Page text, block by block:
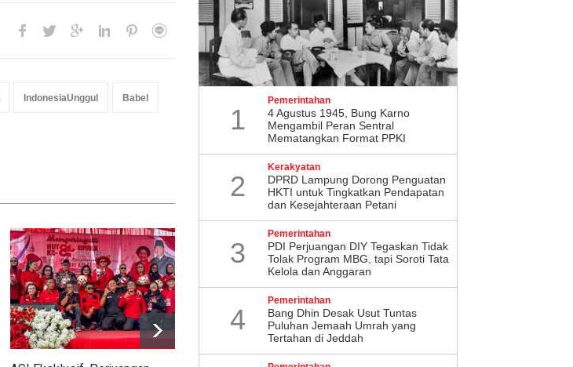
IndonesiaUnggul Babel
1
Pemerintahan
4 Agustus 1945, Bung Karno
Mengambil Peran Sentral
Mematangkan Format PPKI
2
Kerakyatan
DPRD Lampung Dorong Penguatan
HKTI untuk Tingkatkan Pendapatan
dan Kesejahteraan Petani
3
Pemerintahan
PDI Perjuangan DIY Tegaskan Tidak
Tolak Program MBG, tapi Soroti Tata
Kelola dan Anggaran
4
Pemerintahan
Bang Dhin Desak Usut Tuntas
Puluhan Jemaah Umrah yang
Tertahan di Jeddah